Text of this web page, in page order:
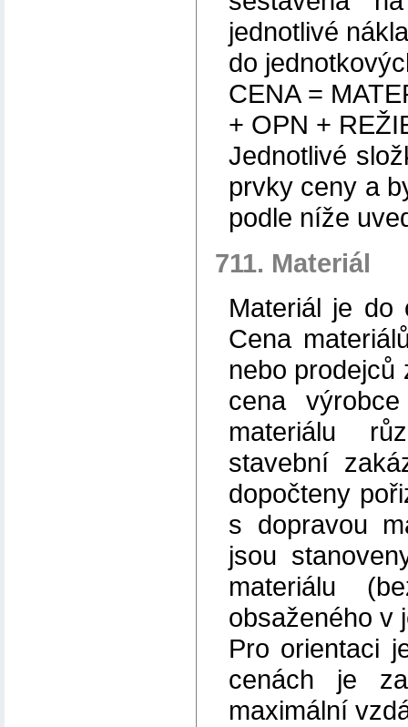
jednotlivé
do
CENA =
+ OPN +
Jednotlivé
prvky ceny a
podle níže
711. Materiál
Materiál je do
Cena
nebo prodejců
cena
materiálu
stavební
dopočteny
s dopravou
jsou
materiálu
obsaženého v
Pro orientaci
cenách je
maximální